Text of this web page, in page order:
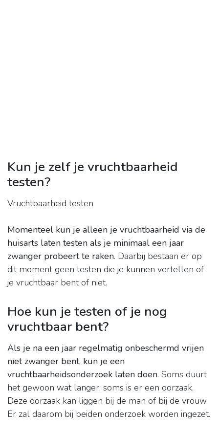
Kun je zelf je vruchtbaarheid
testen?
Vruchtbaarheid testen
Momenteel kun je alleen je vruchtbaarheid via de
huisarts laten testen als je minimaal een jaar
zwanger probeert te raken. Daarbij bestaan er op
dit moment geen testen die je kunnen vertellen of
je vruchtbaar bent of niet.
Hoe kun je testen of je nog
vruchtbaar bent?
Als je na een jaar regelmatig onbeschermd vrijen
niet zwanger bent, kun je een
vruchtbaarheidsonderzoek laten doen. Soms duurt
het gewoon wat langer, soms is er een oorzaak.
Deze oorzaak kan liggen bij de man of bij de vrouw.
Er zal daarom bij beiden onderzoek worden ingezet.